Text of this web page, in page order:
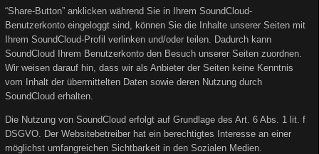
“Share-Button” anklicken während Sie in Ihrem SoundCloud-
Benutzerkonto eingeloggt sind, können Sie die Inhalte unserer Seiten mit
Ihrem SoundCloud-Profil verlinken und/oder teilen. Dadurch kann
SoundCloud Ihrem Benutzerkonto den Besuch unserer Seiten zuordnen.
Wir weisen darauf hin, dass wir als Anbieter der Seiten keine Kenntnis
vom Inhalt der übermittelten Daten sowie deren Nutzung durch
SoundCloud erhalten.
Die Nutzung von SoundCloud erfolgt auf Grundlage des Art. 6 Abs. 1 lit. f
DSGVO. Der Websitebetreiber hat ein berechtigtes Interesse an einer
möglichst umfangreichen Sichtbarkeit in den Sozialen Medien.